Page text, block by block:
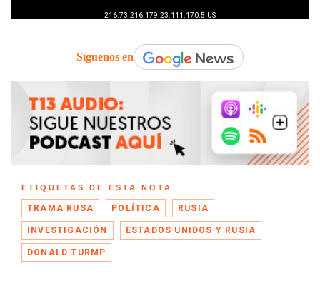
Síguenos en
ETIQUETAS DE ESTA NOTA
TRAMA RUSA POLÍTICA RUSIA
INVESTIGACIÓN ESTADOS UNIDOS Y RUSIA
DONALD TURMP